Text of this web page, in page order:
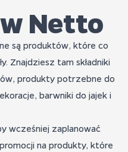
Netto
są produktów, które co
Znajdziesz tam składniki
produkty potrzebne do
barwniki do jajek i
wcześniej zaplanować
na produkty, które